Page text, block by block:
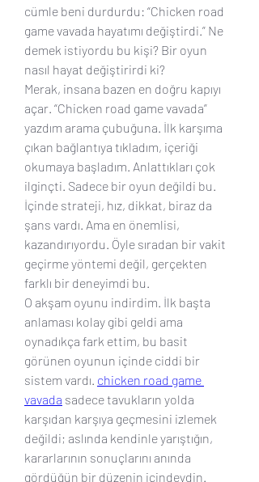
cümle beni durdurdu: “Chicken road
game vavada hayatımı değiştirdi.” Ne
demek istiyordu bu kişi? Bir oyun
nasıl hayat değiştirirdi ki?
Merak, insana bazen en doğru kapıyı
açar. “Chicken road game vavada”
yazdım arama çubuğuna. İlk karşıma
çıkan bağlantıya tıkladım, içeriği
okumaya başladım. Anlattıkları çok
ilginçti. Sadece bir oyun değildi bu.
İçinde strateji, hız, dikkat, biraz da
şans vardı. Ama en önemlisi,
kazandırıyordu. Öyle sıradan bir vakit
geçirme yöntemi değil, gerçekten
farklı bir deneyimdi bu.
O akşam oyunu indirdim. İlk başta
anlaması kolay gibi geldi ama
oynadıkça fark ettim, bu basit
görünen oyunun içinde ciddi bir
sistem vardı. chicken road game
vavada sadece tavukların yolda
karşıdan karşıya geçmesini izlemek
değildi; aslında kendinle yarıştığın,
kararlarının sonuçlarını anında
gördüğün bir düzenin içindeydin.